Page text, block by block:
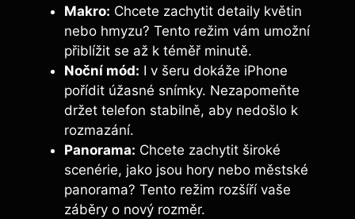
Makro: Chcete zachytit detaily květin
nebo hmyzu? Tento režim vám umožní
přiblížit se až k téměř minutě.
Noční mód: I v šeru dokáže iPhone
pořídit úžasné snímky. Nezapomeňte
držet telefon stabilně, aby nedošlo k
rozmazání.
Panorama: Chcete zachytit široké
scenérie, jako jsou hory nebo městské
panorama? Tento režim rozšíří vaše
záběry o nový rozměr.